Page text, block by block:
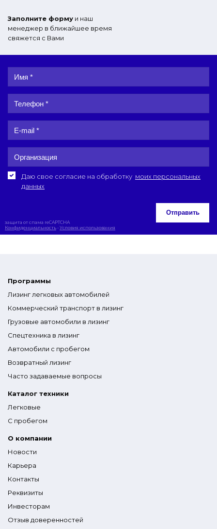
Заполните форму и наш
менеджер в ближайшее время
свяжется с Вами
Даю свое согласие на обработку моих персональных
данных
Отправить
защита от спама reCAPTCHA
Конфиденциальность-Условия использования
Программы
Лизинг легковых автомобилей
Коммерческий транспорт в лизинг
Грузовые автомобили в лизинг
Спецтехника в лизинг
Автомобили с пробегом
Возвратный лизинг
Часто задаваемые вопросы
Каталог техники
Легковые
С пробегом
О компании
Новости
Карьера
Контакты
Реквизиты
Инвесторам
Отзыв доверенностей